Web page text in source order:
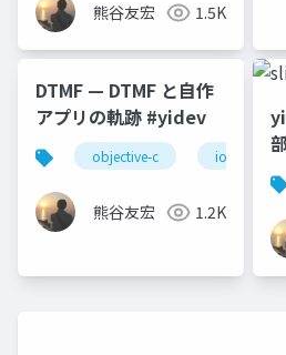
熊谷友宏 1.5K
DTMF — DTMF と自作
アプリの軌跡 #yidev
objective-c ios
熊谷友宏 1.2K